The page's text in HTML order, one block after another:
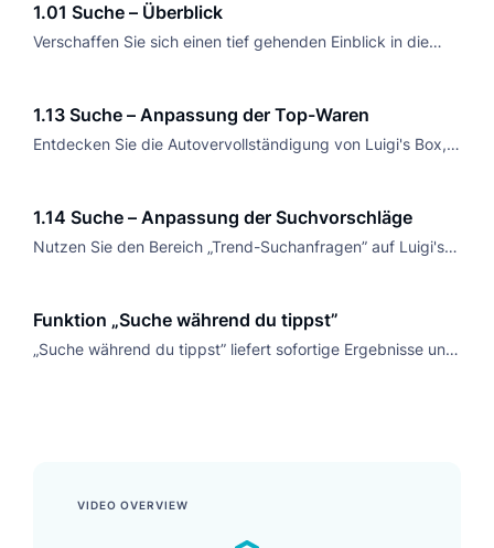
1.01 Suche – Überblick
Verschaffen Sie sich einen tief gehenden Einblick in die
optimieren und die Conversions zu steigern.
1.13 Suche – Anpassung der Top-Waren
Entdecken Sie die Autovervollständigung von Luigi's Box,
1.14 Suche – Anpassung der Suchvorschläge
Nutzen Sie den Bereich „Trend-Suchanfragen” auf Luigi's
optimieren.
Funktion „Suche während du tippst”
„Suche während du tippst” liefert sofortige Ergebnisse und
VIDEO OVERVIEW